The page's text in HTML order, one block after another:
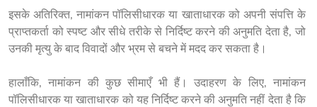
इसके अतिरिक्त, नामांकन पॉलिसीधारक या खाताधारक को अपनी संपत्ति के
प्राप्तकर्ता को स्पष्ट और सीधे तरीके से निर्दिष्ट करने की अनुमति देता है, जो
उनकी मृत्यु के बाद विवादों और भ्रम से बचने में मदद कर सकता है।
हालाँकि, नामांकन की कुछ सीमाएँ भी हैं। उदाहरण के लिए, नामांकन
पॉलिसीधारक या खाताधारक को यह निर्दिष्ट करने की अनुमति नहीं देता है कि